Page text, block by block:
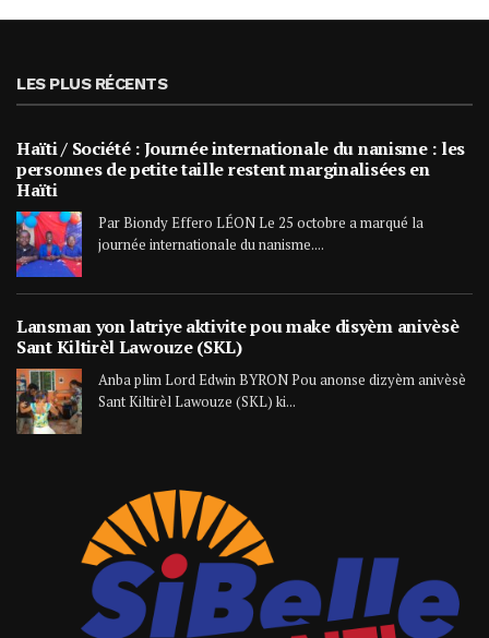
LES PLUS RÉCENTS
Haïti / Société : Journée internationale du nanisme : les
personnes de petite taille restent marginalisées en
Haïti
Par Biondy Effero LÉON Le 25 octobre a marqué la
journée internationale du nanisme....
Lansman yon latriye aktivite pou make disyèm anivèsè
Sant Kiltirèl Lawouze (SKL)
Anba plim Lord Edwin BYRON Pou anonse dizyèm anivèsè
Sant Kiltirèl Lawouze (SKL) ki...